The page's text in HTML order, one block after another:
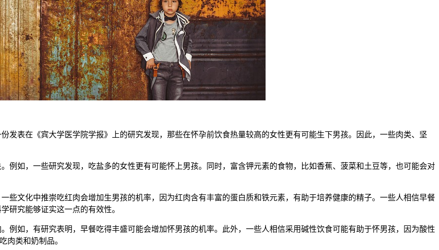
表在《宾大学医学院学报》上的研究发现，那些在怀孕前饮食热量较高的女性更有可能生下男孩。因此，一些肉类、坚
如，一些研究发现，吃盐多的女性更有可能怀上男孩。同时，富含钾元素的食物，比如香蕉、菠菜和土豆等，也可能会对
文化中推崇吃红肉会增加生男孩的机率，因为红肉含有丰富的蛋白质和铁元素，有助于培养健康的精子。一些人相信早餐
研究能够证实这一点的有效性。
如，有研究表明，早餐吃得丰盛可能会增加怀男孩的机率。此外，一些人相信采用碱性饮食可能有助于怀男孩，因为酸性
肉类和奶制品。